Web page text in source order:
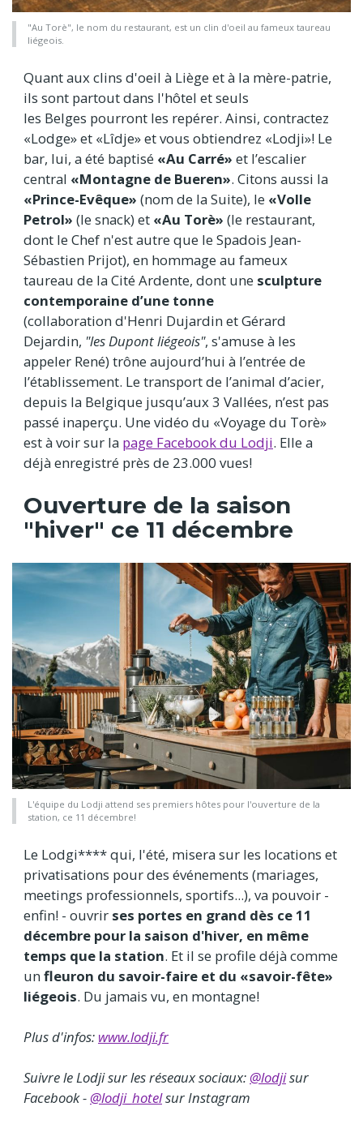
"Au Torè", le nom du restaurant, est un clin d'oeil au fameux taureau
liégeois.
Quant aux clins d'oeil à Liège et à la mère-patrie,
ils sont partout dans l'hôtel et seuls
les Belges pourront les repérer. Ainsi, contractez
«Lodge» et «Lîdje» et vous obtiendrez «Lodji»! Le
bar, lui, a été baptisé «Au Carré» et l’escalier
central «Montagne de Bueren». Citons aussi la
«Prince-Evêque» (nom de la Suite), le «Volle
Petrol» (le snack) et «Au Torè» (le restaurant,
dont le Chef n'est autre que le Spadois Jean-
Sébastien Prijot), en hommage au fameux
taureau de la Cité Ardente, dont une sculpture
contemporaine d’une tonne
(collaboration d'Henri Dujardin et Gérard
Dejardin, "les Dupont liégeois", s'amuse à les
appeler René) trône aujourd’hui à l’entrée de
l’établissement. Le transport de l’animal d’acier,
depuis la Belgique jusqu’aux 3 Vallées, n’est pas
passé inaperçu. Une vidéo du «Voyage du Torè»
est à voir sur la page Facebook du Lodji. Elle a
déjà enregistré près de 23.000 vues!
Ouverture de la saison
"hiver" ce 11 décembre
L'équipe du Lodji attend ses premiers hôtes pour l'ouverture de la
station, ce 11 décembre!
Le Lodgi**** qui, l'été, misera sur les locations et
privatisations pour des événements (mariages,
meetings professionnels, sportifs...), va pouvoir -
enfin! - ouvrir ses portes en grand dès ce 11
décembre pour la saison d'hiver, en même
temps que la station. Et il se profile déjà comme
unfleuron du savoir-faire et du «savoir-fête»
liégeois. Du jamais vu, en montagne!
Plus d'infos: www.lodji.fr
Suivre le Lodji sur les réseaux sociaux: @lodjisur
Facebook - @lodji_hotelsur Instagram